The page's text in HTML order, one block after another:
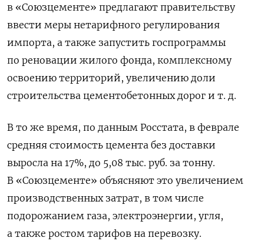
в «Союзцементе» предлагают правительству
ввести меры нетарифного регулирования
импорта, а также запустить госпрограммы
по реновации жилого фонда, комплексному
освоению территорий, увеличению доли
строительства цементобетонных дорог и т. д.
В то же время, по данным Росстата, в феврале
средняя стоимость цемента без доставки
выросла на 17%, до 5,08 тыс. руб. за тонну.
В «Союзцементе» объясняют это увеличением
производственных затрат, в том числе
подорожанием газа, электроэнергии, угля,
а также ростом тарифов на перевозку.